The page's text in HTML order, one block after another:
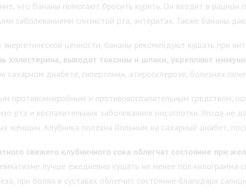
что бананы помогают бросить курить. Он входит в
заболеваниями слизистой рта, энтеритах. Также бананы
ценности, бананы рекомендуют кушать при
холестерина, выводят токсины и шлаки, укрепляют
сахарном диабете, гипертонии, атеросклерозе, болезнях
противомикробным и противовоспалительным средством,
рта и воспалительных заболеваниях носоглотки. Ягода не
женщин. Клубника полезна больным на сахарный диабет,
свежего клубничного сока облегчат состояние при
лучше ежедневно кушать не менее пол килограмма
при болях в суставах облегчит состояние благодаря